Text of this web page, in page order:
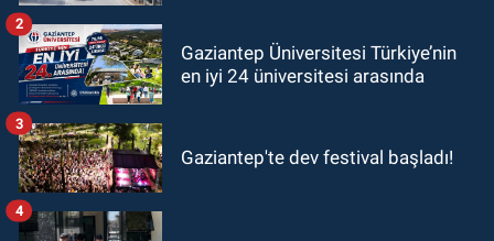
Gaziantep Üniversitesi Türkiye’nin
en iyi 24 üniversitesi arasında
2
Gaziantep'te dev festival başladı!
3
4